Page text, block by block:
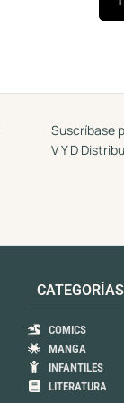
Suscríbase
V Y D
COMICS
MANGA
INFANTILES
LITERATURA